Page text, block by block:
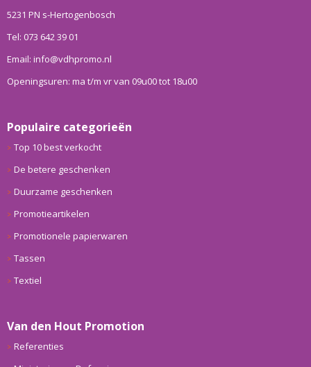
5231 PN s-Hertogenbosch
Tel: 073 642 39 01
Email: info@vdhpromo.nl
Openingsuren: ma t/m vr van 09u00 tot 18u00
Populaire categorieën
Top 10 best verkocht
De betere geschenken
Duurzame geschenken
Promotieartikelen
Promotionele papierwaren
Tassen
Textiel
Van den Hout Promotion
Referenties